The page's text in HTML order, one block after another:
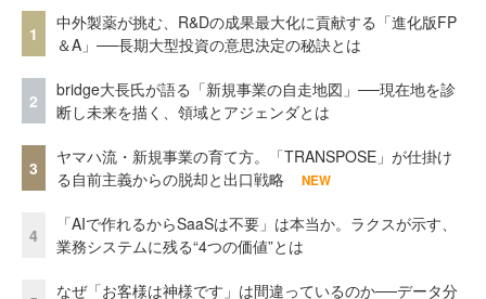
1
中外製薬が挑む、R&Dの成果最大化に貢献する「進化版FP
＆A」──長期大型投資の意思決定の秘訣とは
2
bridge大長氏が語る「新規事業の自走地図」──現在地を診
断し未来を描く、領域とアジェンダとは
3
ヤマハ流・新規事業の育て方。「TRANSPOSE」が仕掛け
る自前主義からの脱却と出口戦略
NEW
4
「AIで作れるからSaaSは不要」は本当か。ラクスが示す、
業務システムに残る“4つの価値”とは
なぜ「お客様は神様です」は間違っているのか──データ分